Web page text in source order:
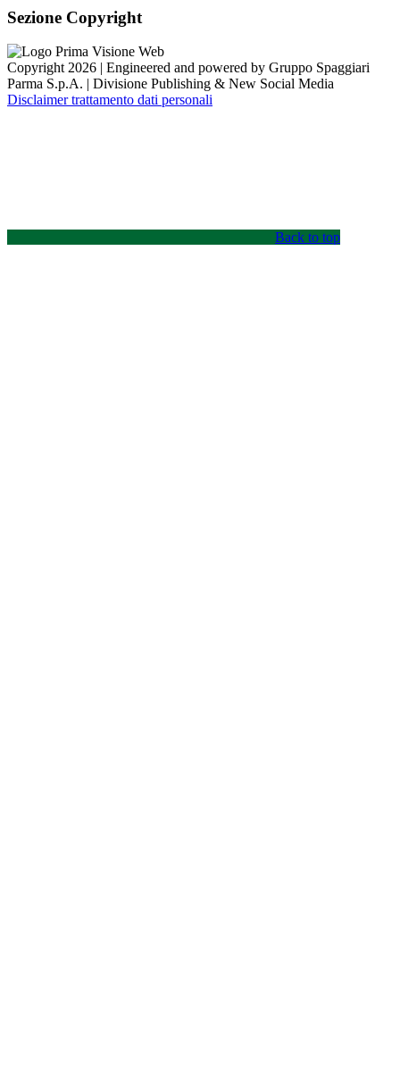
Sezione Copyright
Copyright 2026 | Engineered and powered by Gruppo Spaggiari
Parma S.p.A. | Divisione Publishing & New Social Media
Disclaimer trattamento dati personali
Back to top